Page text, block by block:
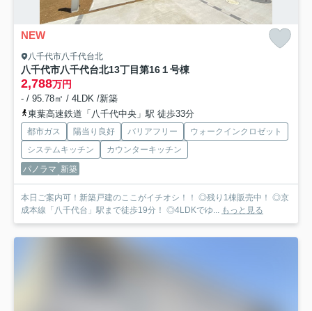
NEW
八千代市八千代台北
八千代市八千代台北13丁目第16１号棟
2,788万円
- / 95.78㎡ / 4LDK /新築
東葉高速鉄道「八千代中央」駅 徒歩33分
都市ガス 陽当り良好 バリアフリー
ウォークインクロゼット
システムキッチン
カウンターキッチン
パノラマ 新築
本日ご案内可！新築戸建のここがイチオシ！！ ◎残り1棟販売中！ ◎京
成本線「八千代台」駅まで徒歩19分！ ◎4LDKでゆ... もっと見る